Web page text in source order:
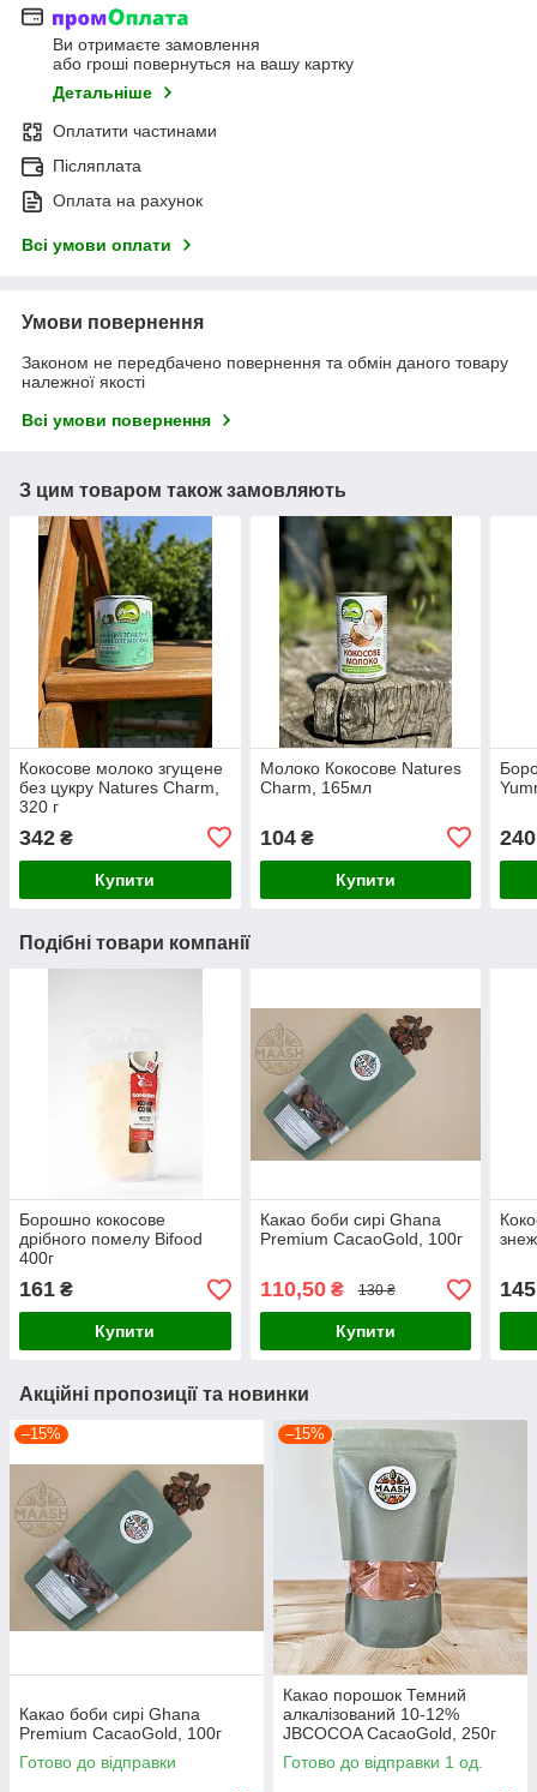
Ви отримаєте замовлення
або гроші повернуться на вашу картку
Детальніше
Оплатити частинами
Післяплата
Оплата на рахунок
Всі умови оплати
Умови повернення
Законом не передбачено повернення та обмін даного товару
належної якості
Всі умови повернення
З цим товаром також замовляють
Кокосове молоко згущене
без цукру Natures Charm,
320 г
342 ₴
Купити
Молоко Кокосове Natures
Charm, 165мл
104₴
Купити
240
Подібні товари компанії
Борошно кокосове
дрібного помелу Bifood
400г
161 ₴
Купити
Какао боби сирі Ghana
Premium CacaoGold, 100г
110,50₴ 130 ₴
Купити
145
Акційні пропозиції та новинки
–15%
Какао боби сирі Ghana
Premium CacaoGold, 100г
Готово до відправки
–15%
Какао порошок Темний
алкалізований 10-12%
JBCOCOA CacaoGold, 250г
Готово до відправки 1 од.